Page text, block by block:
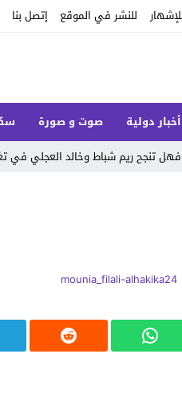
للنشر في الموقع إتصل بنا
أخبار دولية صوت و صورة
تنجح ريم شباط وخالد العجلي في